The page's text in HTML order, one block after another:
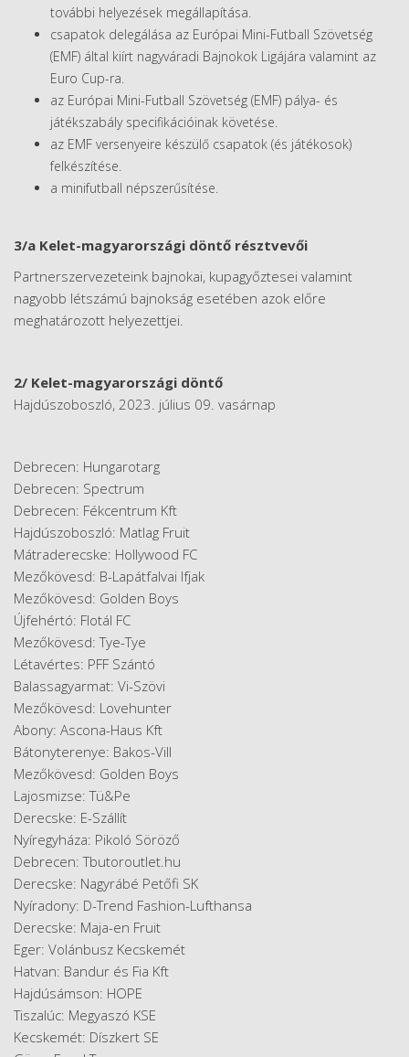
további helyezések megállapítása.
csapatok delegálása az Európai Mini-Futball Szövetség
(EMF) által kiírt nagyváradi Bajnokok Ligájára valamint az
Euro Cup-ra.
az Európai Mini-Futball Szövetség (EMF) pálya- és
játékszabály specifikációinak követése.
az EMF versenyeire készülő csapatok (és játékosok)
felkészítése.
a minifutball népszerűsítése.
3/a Kelet-magyarországi döntő résztvevői
Partnerszervezeteink bajnokai, kupagyőztesei valamint
nagyobb létszámú bajnokság esetében azok előre
meghatározott helyezettjei.
2/ Kelet-magyarországi döntő
Hajdúszoboszló, 2023. július 09. vasárnap
Debrecen: Hungarotarg
Debrecen: Spectrum
Debrecen: Fékcentrum Kft
Hajdúszoboszló: Matlag Fruit
Mátraderecske: Hollywood FC
Mezőkövesd: B-Lapátfalvai Ifjak
Mezőkövesd: Golden Boys
Újfehértó: Flotál FC
Mezőkövesd: Tye-Tye
Létavértes: PFF Szántó
Balassagyarmat: Vi-Szövi
Mezőkövesd: Lovehunter
Abony: Ascona-Haus Kft
Bátonyterenye: Bakos-Vill
Mezőkövesd: Golden Boys
Lajosmizse: Tü&Pe
Derecske: E-Szállít
Nyíregyháza: Pikoló Söröző
Debrecen: Tbutoroutlet.hu
Derecske: Nagyrábé Petőfi SK
Nyíradony: D-Trend Fashion-Lufthansa
Derecske: Maja-en Fruit
​Eger: Volánbusz Kecskemét
​Hatvan: Bandur és Fia Kft
Hajdúsámson: HOPE
Tiszalúc: Megyaszó KSE
Kecskemét: Díszkert SE